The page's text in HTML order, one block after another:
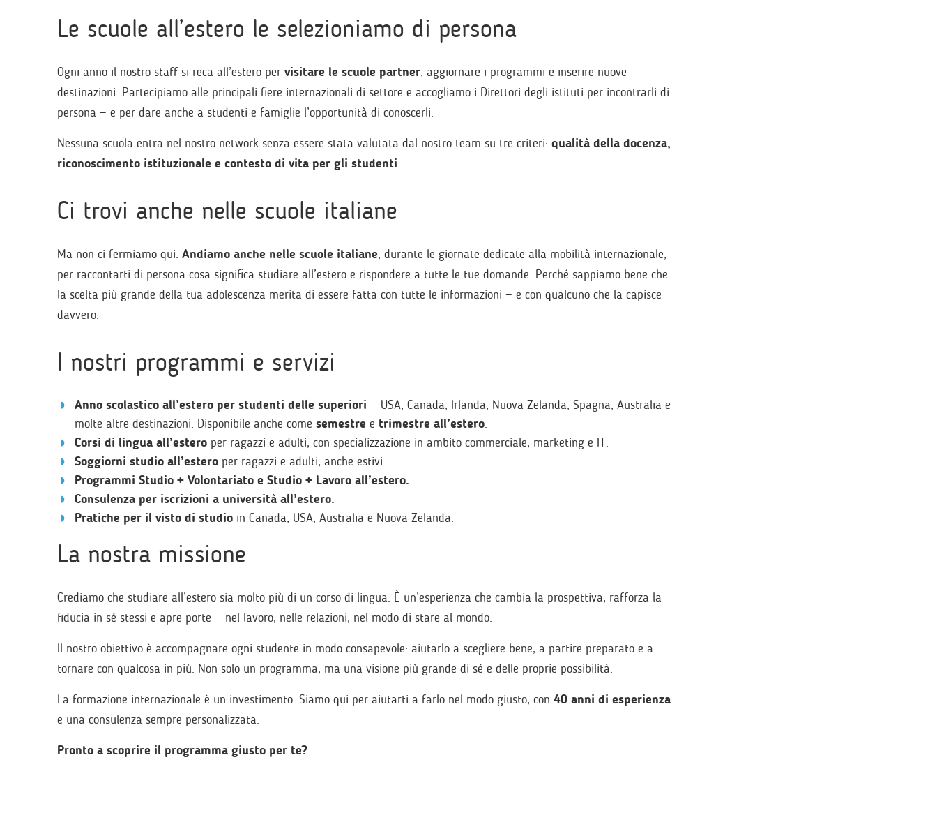
Le scuole all’estero le selezioniamo di persona
Ogni anno il nostro staff si reca all’estero per visitare le scuole partner, aggiornare i programmi e inserire nuove
destinazioni. Partecipiamo alle principali fiere internazionali di settore e accogliamo i Direttori degli istituti per incontrarli di
persona — e per dare anche a studenti e famiglie l’opportunità di conoscerli.
Nessuna scuola entra nel nostro network senza essere stata valutata dal nostro team su tre criteri: qualità della docenza,
riconoscimento istituzionale e contesto di vita per gli studenti.
Ci trovi anche nelle scuole italiane
Ma non ci fermiamo qui. Andiamo anche nelle scuole italiane, durante le giornate dedicate alla mobilità internazionale,
per raccontarti di persona cosa significa studiare all’estero e rispondere a tutte le tue domande. Perché sappiamo bene che
la scelta più grande della tua adolescenza merita di essere fatta con tutte le informazioni — e con qualcuno che la capisce
davvero.
I nostri programmi e servizi
Anno scolastico all’estero per studenti delle superiori — USA, Canada, Irlanda, Nuova Zelanda, Spagna, Australia e
molte altre destinazioni. Disponibile anche come semestre e trimestre all’estero.
Corsi di lingua all’estero per ragazzi e adulti, con specializzazione in ambito commerciale, marketing e IT.
Soggiorni studio all’estero per ragazzi e adulti, anche estivi.
Programmi Studio + Volontariato e Studio + Lavoro all’estero.
Consulenza per iscrizioni a università all’estero.
Pratiche per il visto di studio in Canada, USA, Australia e Nuova Zelanda.
La nostra missione
Crediamo che studiare all’estero sia molto più di un corso di lingua. È un’esperienza che cambia la prospettiva, rafforza la
fiducia in sé stessi e apre porte — nel lavoro, nelle relazioni, nel modo di stare al mondo.
Il nostro obiettivo è accompagnare ogni studente in modo consapevole: aiutarlo a scegliere bene, a partire preparato e a
tornare con qualcosa in più. Non solo un programma, ma una visione più grande di sé e delle proprie possibilità.
La formazione internazionale è un investimento. Siamo qui per aiutarti a farlo nel modo giusto, con 40 anni di esperienza
e una consulenza sempre personalizzata.
Pronto a scoprire il programma giusto per te?